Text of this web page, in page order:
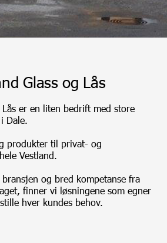
Glass og Lås
Lås er en liten bedrift med store
Dale.
produkter til privat- og
Vestland.
og bred kompetanse fra
finner vi løsningene som egner
hver kundes behov.